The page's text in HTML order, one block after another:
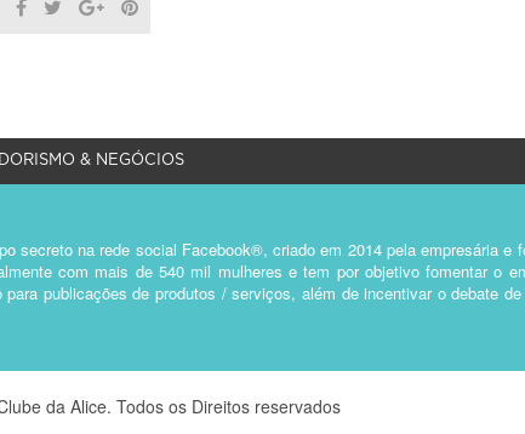
& NEGÓCIOS
secreto na rede social Facebook®, criado em 2014 pela empresária e
com mais de 540 mil mulheres e tem por objetivo fomentar o
publicações de produtos / serviços, além de incentivar o debate
da Alice. Todos os Direitos reservados